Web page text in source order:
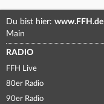
Du bist hier: www.FFH.de
Main
RADIO
FFH Live
80er Radio
90er Radio